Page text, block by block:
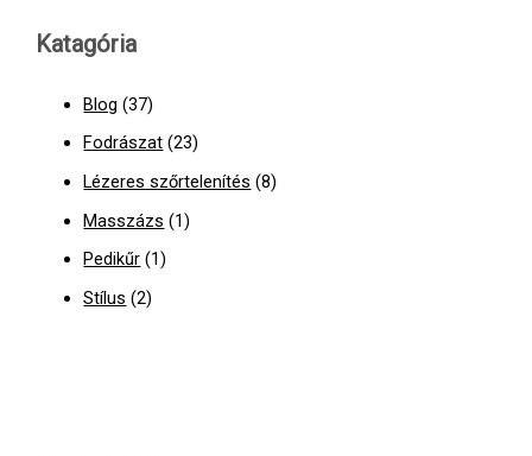
Katagória
Blog (37)
Fodrászat (23)
Lézeres szőrtelenítés (8)
Masszázs (1)
Pedikűr (1)
Stílus (2)